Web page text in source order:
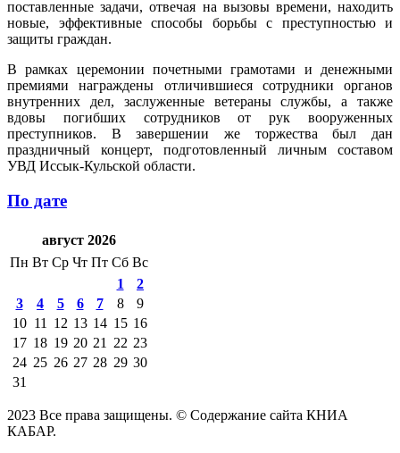
поставленные задачи, отвечая на вызовы времени, находить
новые, эффективные способы борьбы с преступностью и
защиты граждан.
В рамках церемонии почетными грамотами и денежными
премиями награждены отличившиеся сотрудники органов
внутренних дел, заслуженные ветераны службы, а также
вдовы погибших сотрудников от рук вооруженных
преступников. В завершении же торжества был дан
праздничный концерт, подготовленный личным составом
УВД Иссык-Кульской области.
По дате
август 2026
Пн Вт Ср Чт Пт Сб Вс
1
2
3
4 5 6 7 8
9
10 11 12 13 14 15 16
17 18 19 20 21 22 23
24 25 26 27 28 29 30
31
2023 Все права защищены. © Содержание сайта КНИА
КАБАР.